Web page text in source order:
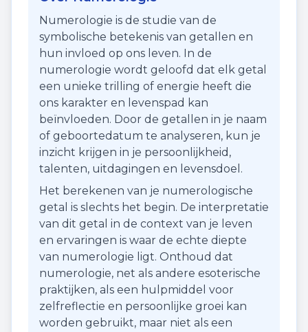
Numerologie is de studie van de
symbolische betekenis van getallen en
hun invloed op ons leven. In de
numerologie wordt geloofd dat elk getal
een unieke trilling of energie heeft die
ons karakter en levenspad kan
beïnvloeden. Door de getallen in je naam
of geboortedatum te analyseren, kun je
inzicht krijgen in je persoonlijkheid,
talenten, uitdagingen en levensdoel.
Het berekenen van je numerologische
getal is slechts het begin. De interpretatie
van dit getal in de context van je leven
en ervaringen is waar de echte diepte
van numerologie ligt. Onthoud dat
numerologie, net als andere esoterische
praktijken, als een hulpmiddel voor
zelfreflectie en persoonlijke groei kan
worden gebruikt, maar niet als een